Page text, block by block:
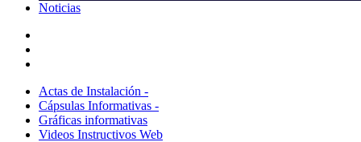
Noticias
Actas de Instalación -
Cápsulas Informativas -
Gráficas informativas
Videos Instructivos Web